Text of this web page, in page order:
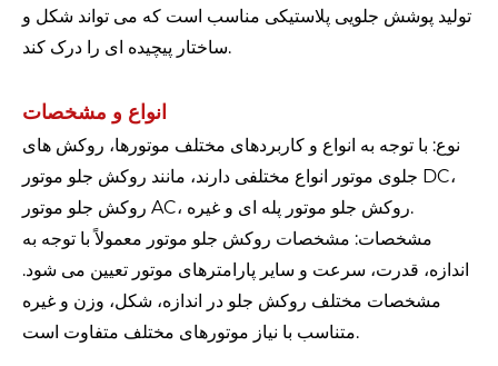
تولید پوشش جلویی پلاستیکی مناسب است که می تواند شکل و
ساختار پیچیده ای را درک کند.
انواع و مشخصات
نوع: با توجه به انواع و کاربردهای مختلف موتورها، روکش های
جلوی موتور انواع مختلفی دارند، مانند روکش جلو موتور DC،
روکش جلو موتور AC، روکش جلو موتور پله ای و غیره.
مشخصات: مشخصات روکش جلو موتور معمولاً با توجه به
اندازه، قدرت، سرعت و سایر پارامترهای موتور تعیین می شود.
مشخصات مختلف روکش جلو در اندازه، شکل، وزن و غیره
متناسب با نیاز موتورهای مختلف متفاوت است.